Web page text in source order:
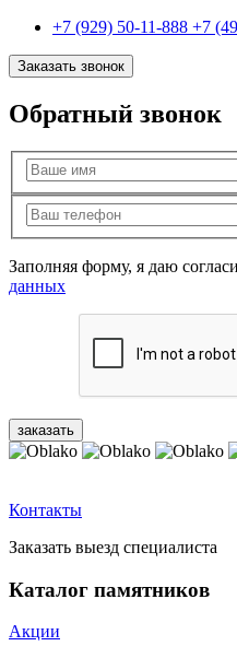
+7 (929) 50-11-888 +7
Заказать звонок
Обратный звонок
Заполняя форму, я даю
данных
Контакты
Заказать выезд специалиста
Каталог памятников
Акции